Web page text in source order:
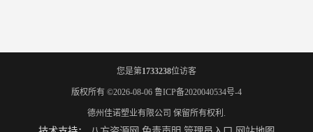
您是第1733238位访客
版权所有 ©2026-08-06 鲁ICP备2020040534号-4
德州佳诺塑业有限公司 保留所有权利.